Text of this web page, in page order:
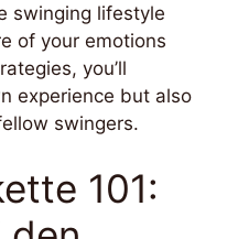
swinging lifestyle
of your emotions
you’ll
experience but also
swingers.
101: